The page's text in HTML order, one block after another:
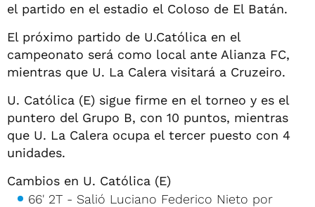
el partido en el estadio el Coloso de El Batán.
El próximo partido de U.Católica en el
campeonato será como local ante Alianza FC,
mientras que U. La Calera visitará a Cruzeiro.
U. Católica (E) sigue firme en el torneo y es el
puntero del Grupo B, con 10 puntos, mientras
que U. La Calera ocupa el tercer puesto con 4
unidades.
Cambios en U. Católica (E)
66' 2T - Salió Luciano Federico Nieto por